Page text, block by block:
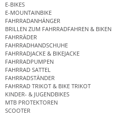
E-BIKES
E-MOUNTAINBIKE
FAHRRADANHÄNGER
BRILLEN ZUM FAHRRADFAHREN & BIKEN
FAHRRÄDER
FAHRRADHANDSCHUHE
FAHRRADJACKE & BIKEJACKE
FAHRRADPUMPEN
FAHRRAD SATTEL
FAHRRADSTÄNDER
FAHRRAD TRIKOT & BIKE TRIKOT
KINDER- & JUGENDBIKES
MTB PROTEKTOREN
SCOOTER